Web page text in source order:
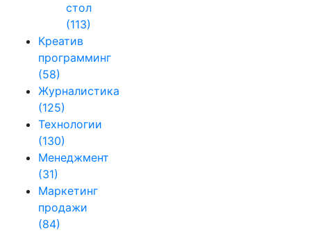
стол
(113)
Креатив
программинг
(58)
Журналистика
(125)
Технологии
(130)
Менеджмент
(31)
Маркетинг
продажи
(84)